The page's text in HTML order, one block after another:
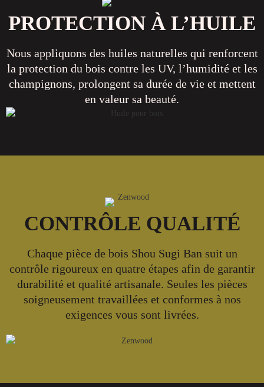
PROTECTION À L’HUILE
Nous appliquons des huiles naturelles qui renforcent
la protection du bois contre les UV, l’humidité et les
champignons, prolongent sa durée de vie et mettent
en valeur sa beauté.
CONTRÔLE QUALITÉ
Chaque pièce de bois Shou Sugi Ban suit un
contrôle rigoureux en quatre étapes afin de garantir
durabilité et qualité artisanale. Seules les pièces
soigneusement travaillées et conformes à nos
exigences vous sont livrées.